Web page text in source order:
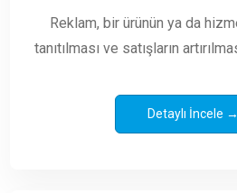
Reklam, bir ürünün ya da
tanıtılması ve satışların
Detaylı İncele →